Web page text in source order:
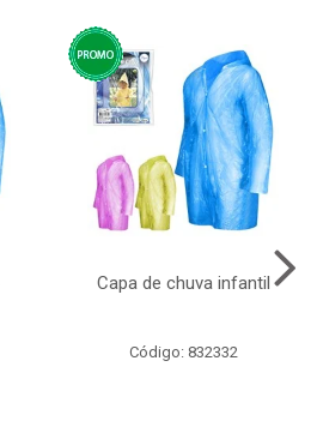
Capa de chuva infantil
Código: 832332